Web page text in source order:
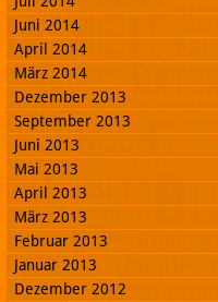
Juni 2014
April 2014
März 2014
Dezember 2013
September 2013
Juni 2013
Mai 2013
April 2013
März 2013
Februar 2013
Januar 2013
Dezember 2012